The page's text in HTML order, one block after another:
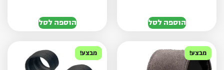
הוספה לסל הוספה לסל
מבצע! מבצע!